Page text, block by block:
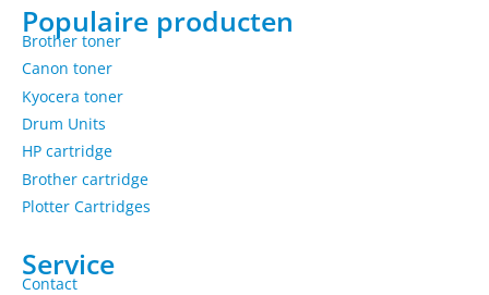
Populaire producten
Brother toner
Canon toner
Kyocera toner
Drum Units
HP cartridge
Brother cartridge
Plotter Cartridges
Service
Contact